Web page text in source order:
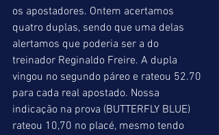
os apostadores. Ontem acertamos
quatro duplas, sendo que uma delas
alertamos que poderia ser a do
treinador Reginaldo Freire. A dupla
vingou no segundo páreo e rateou 52.70
para cada real apostado. Nossa
indicação na prova (BUTTERFLY BLUE)
rateou 10,70 no placé, mesmo tendo